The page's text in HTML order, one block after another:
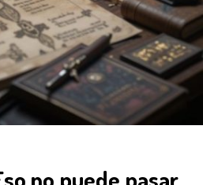
no puede pasar